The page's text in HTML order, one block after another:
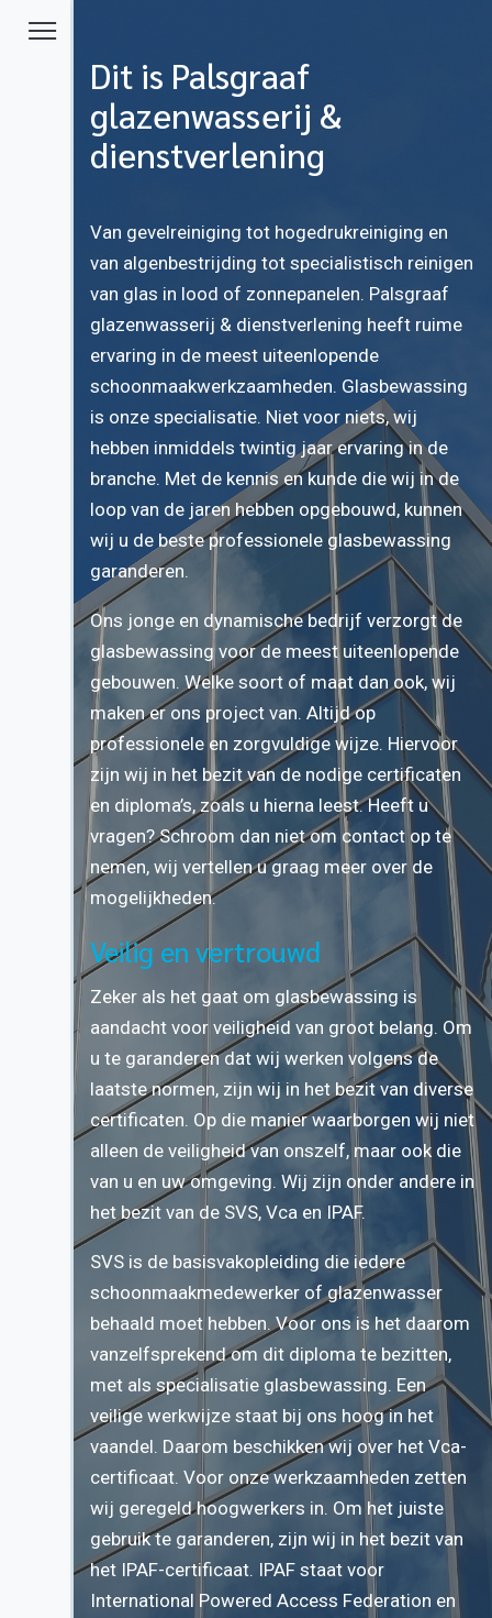
Dit is Palsgraaf
glazenwasserij &
dienstverlening
Van gevelreiniging tot hogedrukreiniging en
van algenbestrijding tot specialistisch reinigen
van glas in lood of zonnepanelen. Palsgraaf
glazenwasserij & dienstverlening heeft ruime
ervaring in de meest uiteenlopende
schoonmaakwerkzaamheden. Glasbewassing
is onze specialisatie. Niet voor niets, wij
hebben inmiddels twintig jaar ervaring in de
branche. Met de kennis en kunde die wij in de
loop van de jaren hebben opgebouwd, kunnen
wij u de beste professionele glasbewassing
garanderen.
Ons jonge en dynamische bedrijf verzorgt de
glasbewassing voor de meest uiteenlopende
gebouwen. Welke soort of maat dan ook, wij
maken er ons project van. Altijd op
professionele en zorgvuldige wijze. Hiervoor
zijn wij in het bezit van de nodige certificaten
en diploma’s, zoals u hierna leest. Heeft u
vragen? Schroom dan niet om contact op te
nemen, wij vertellen u graag meer over de
mogelijkheden.
Veilig en vertrouwd
Zeker als het gaat om glasbewassing is
aandacht voor veiligheid van groot belang. Om
u te garanderen dat wij werken volgens de
laatste normen, zijn wij in het bezit van diverse
certificaten. Op die manier waarborgen wij niet
alleen de veiligheid van onszelf, maar ook die
van u en uw omgeving. Wij zijn onder andere in
het bezit van de SVS, Vca en IPAF.
SVS is de basisvakopleiding die iedere
schoonmaakmedewerker of glazenwasser
behaald moet hebben. Voor ons is het daarom
vanzelfsprekend om dit diploma te bezitten,
met als specialisatie glasbewassing. Een
veilige werkwijze staat bij ons hoog in het
vaandel. Daarom beschikken wij over het Vca-
certificaat. Voor onze werkzaamheden zetten
wij geregeld hoogwerkers in. Om het juiste
gebruik te garanderen, zijn wij in het bezit van
het IPAF-certificaat. IPAF staat voor
International Powered Access Federation en